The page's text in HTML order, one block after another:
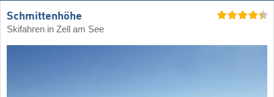
Schmittenhöhe
Skifahren in Zell am See